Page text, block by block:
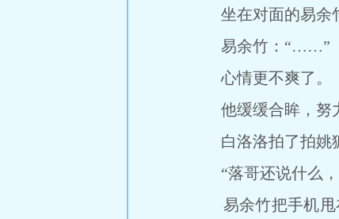
坐在对面的易余竹
易余竹：“……”
心情更不爽了。
他缓缓合眸，努力
白洛洛拍了拍姚狐
“落哥还说什么，
易余竹把手机甩在